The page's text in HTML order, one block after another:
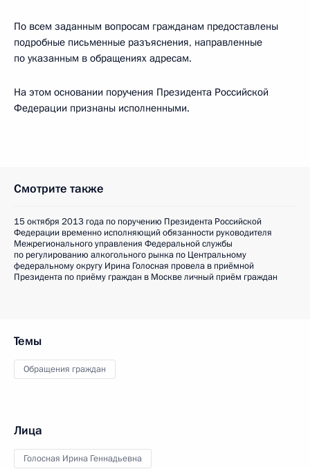
По всем заданным вопросам гражданам предоставлены
подробные письменные разъяснения, направленные
по указанным в обращениях адресам.
На этом основании поручения Президента Российской
Федерации признаны исполненными.
Смотрите также
15 октября 2013 года по поручению Президента Российской
Федерации временно исполняющий обязанности руководителя
Межрегионального управления Федеральной службы
по регулированию алкогольного рынка по Центральному
федеральному округу Ирина Голосная провела в приёмной
Президента по приёму граждан в Москве личный приём граждан
Темы
Обращения граждан
Лица
Голосная Ирина Геннадьевна